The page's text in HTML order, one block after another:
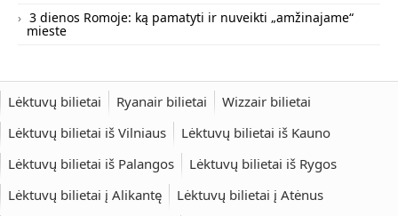
3 dienos Romoje: ką pamatyti ir nuveikti „amžinajame“
mieste
Lėktuvų bilietai Ryanair bilietai
Wizzair bilietai
Lėktuvų bilietai iš Vilniaus
Lėktuvų bilietai iš Kauno
Lėktuvų bilietai iš Palangos
Lėktuvų bilietai iš Rygos
Lėktuvų bilietai į Alikantę
Lėktuvų bilietai į Atėnus